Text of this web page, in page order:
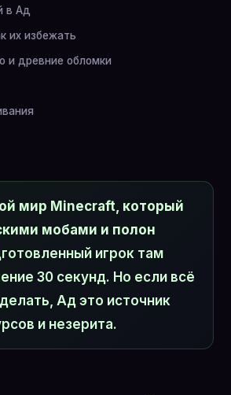
в Ад
их избежать
и древние обломки
мир Minecraft, который
мобами и полон
игрок там
30 секунд. Но если всё
Ад это источник
и незерита.